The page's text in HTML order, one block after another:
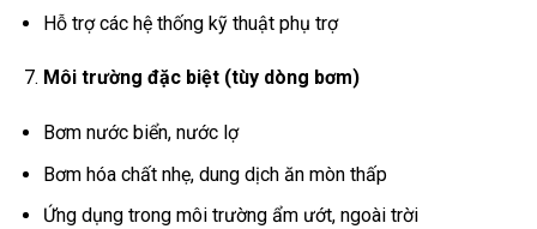
Hỗ trợ các hệ thống kỹ thuật phụ trợ
Môi trường đặc biệt (tùy dòng bơm)
Bơm nước biển, nước lợ
Bơm hóa chất nhẹ, dung dịch ăn mòn thấp
Ứng dụng trong môi trường ẩm ướt, ngoài trời